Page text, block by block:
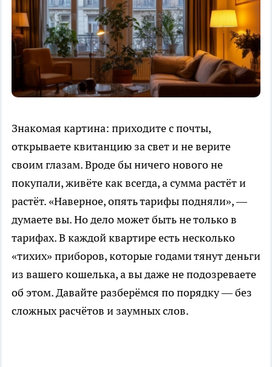
Знакомая картина: приходите с почты,
открываете квитанцию за свет и не верите
своим глазам. Вроде бы ничего нового не
покупали, живёте как всегда, а сумма растёт и
растёт. «Наверное, опять тарифы подняли», —
думаете вы. Но дело может быть не только в
тарифах. В каждой квартире есть несколько
«тихих» приборов, которые годами тянут деньги
из вашего кошелька, а вы даже не подозреваете
об этом. Давайте разберёмся по порядку — без
сложных расчётов и заумных слов.